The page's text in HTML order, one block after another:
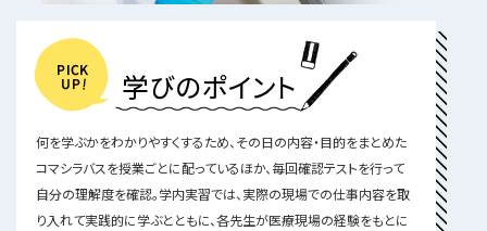
何を学ぶかをわかりやすくするため、その日の内容・目的をまとめた
コマシラバスを授業ごとに配っているほか、毎回確認テストを行って
自分の理解度を確認。学内実習では、実際の現場での仕事内容を取
り入れて実践的に学ぶとともに、各先生が医療現場の経験をもとに